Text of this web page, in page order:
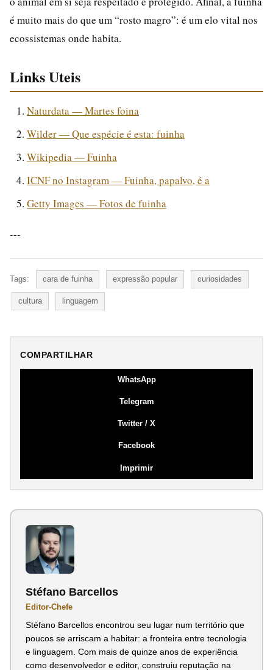
é muito mais do que um “rosto magro”: é um elo vital nos
ecossistemas onde habita.
Links Uteis
Naturdata — Martes foina
Wilder — Que espécie é esta: fuinha
Wikipedia — Fuinha
ICNF no Instagram — Fuinha, papalvo, é a
Getty Images — Fotos de fuinha
---
Tags: cara de fuinha expressão popular curiosidades
cultura linguagem
COMPARTILHAR
WhatsApp
Telegram
Twitter / X
Facebook
Imprimir
Stéfano Barcellos
Editor-Chefe
Stéfano Barcellos encontrou seu lugar num território que
poucos se arriscam a habitar: a fronteira entre tecnologia
e linguagem. Com mais de quinze anos de experiência
como desenvolvedor e editor, construiu reputação na